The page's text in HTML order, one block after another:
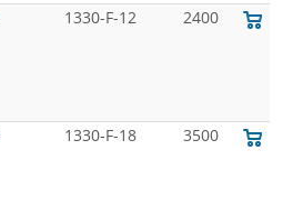
1330-F-12 2400
1330-F-18 3500